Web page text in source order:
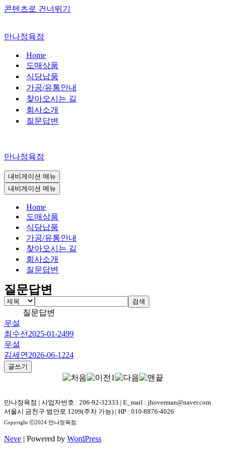
콘텐츠로 건너뛰기
만나정육점
Home
도매상품
식당납품
가공/유통안내
찾아오시는 길
회사소개
질문답변
만나정육점
내비게이션 메뉴
내비게이션 메뉴
Home
도매상품
식당납품
가공/유통안내
찾아오시는 길
회사소개
질문답변
질문답변
검색
질문답변
우설
최수선 2025-01-2499
우설
김세연 2026-06-1224
글쓰기
1
만나정육점 | 사업자번호 : 206-92-32333 | E_mail : jhoverman@naver.com
서울시 금천구 범안로 1209(주차 가능) | HP : 010-8876-4026
Copyright ⓒ2024 만나정육점.
Neve | Powered by WordPress